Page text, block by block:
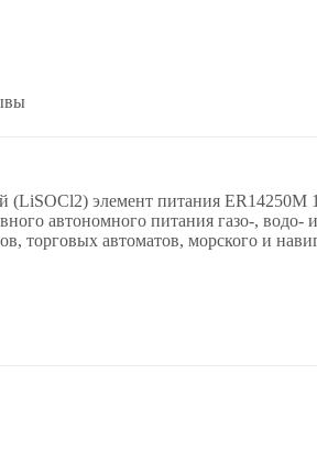
элемент питания
автономного питания газо-,
торговых автоматов, морского и